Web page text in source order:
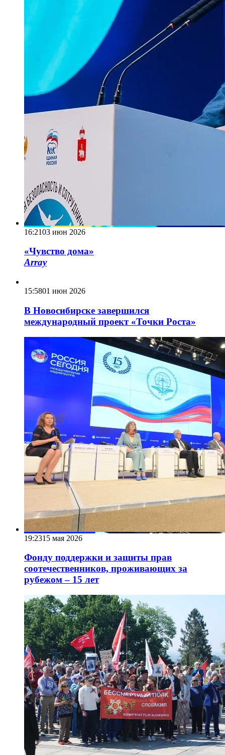
16:2103 июн 2026
«Чувство дома»
Array
15:5801 июн 2026
В Новосибирске завершился
международный проект «Точки Роста»
19:2315 мая 2026
Фонду поддержки и защиты прав
соотечественников, проживающих за
рубежом – 15 лет